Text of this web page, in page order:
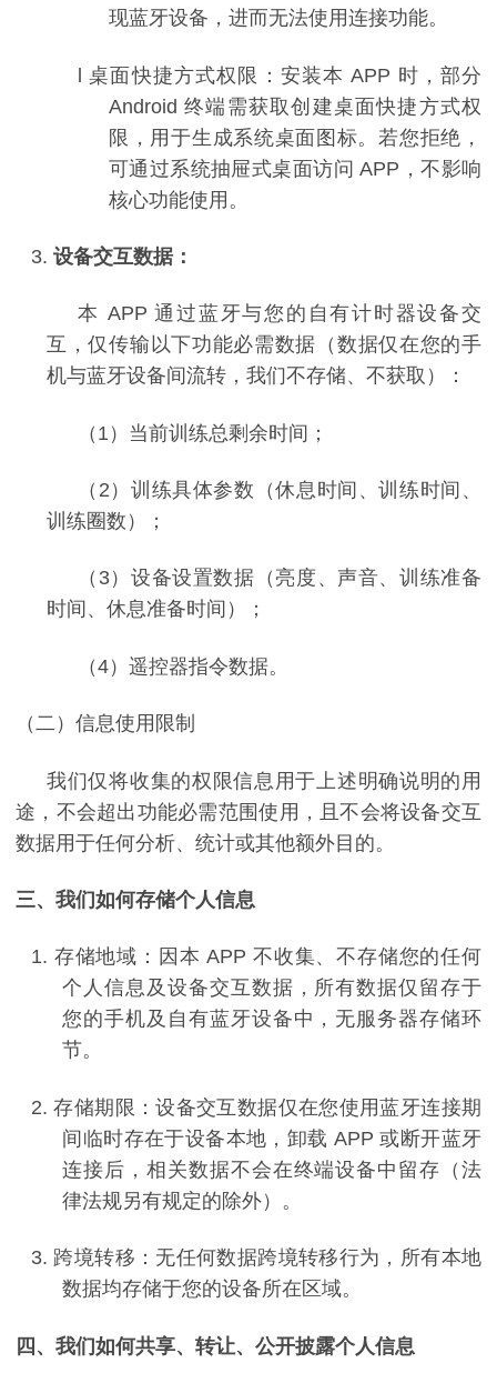
现蓝牙设备，进而无法使用连接功能。
l桌面快捷方式权限：安装本 APP 时，部分
Android终端需获取创建桌面快捷方式权
限，用于生成系统桌面图标。若您拒绝，
可通过系统抽屉式桌面访问APP ，不影响
核心功能使用。
3. 设备交互数据：
本 APP通过蓝牙与您的自有计时器设备交
互，仅传输以下功能必需数据（数据仅在您的手
机与蓝牙设备间流转，我们不存储、不获取）：
（1） 当前训练总剩余时间；
（2） 训练具体参数（休息时间、训练时间、
训练圈数）；
（3） 设备设置数据（亮度、声音、训练准备
时间、休息准备时间）；
（4） 遥控器指令数据。
（二）信息使用限制
我们仅将收集的权限信息用于上述明确说明的用
途，不会超出功能必需范围使用，且不会将设备交互
数据用于任何分析、统计或其他额外目的。
三、我们如何存储个人信息
1. 存储地域：因本 APP不收集、不存储您的任何
个人信息及设备交互数据，所有数据仅留存于
您的手机及自有蓝牙设备中，无服务器存储环
节。
2.存储期限：设备交互数据仅在您使用蓝牙连接期
间临时存在于设备本地，卸载 APP或断开蓝牙
连接后，相关数据不会在终端设备中留存（法
律法规另有规定的除外）。
3. 跨境转移：无任何数据跨境转移行为，所有本地
数据均存储于您的设备所在区域。
四、我们如何共享、转让、公开披露个人信息